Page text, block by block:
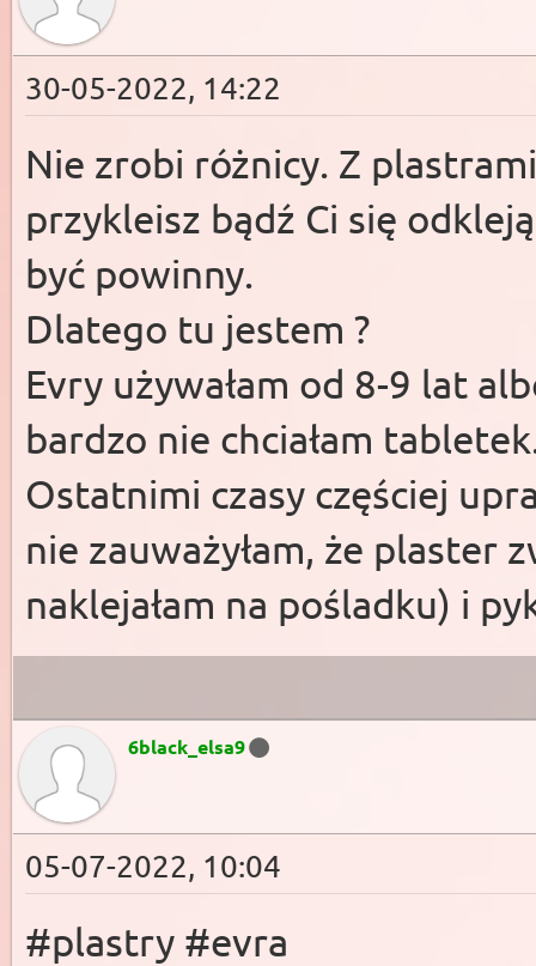
30-05-2022, 14:22
Nie zrobi różnicy. Z
przykleisz bądź Ci się
być powinny.
Dlatego tu jestem ?
Evry używałam od 8-9 lat
bardzo nie chciałam
Ostatnimi czasy częściej
nie zauważyłam, że plaster
naklejałam na pośladku) i
6black_elsa9
05-07-2022, 10:04
#plastry #evra